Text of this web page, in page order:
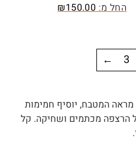
החל מ: ₪150.00
3
←
המטבח, יוסיף חמימות
הרצפה מכתמים ושחיקה. קל